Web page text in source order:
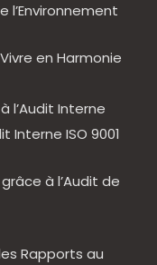
l’Environnement
en Harmonie
l’Audit Interne
Interne ISO 9001
à l’Audit de
Rapports au